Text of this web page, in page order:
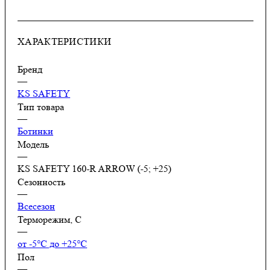
ХАРАКТЕРИСТИКИ
Бренд
—
KS SAFETY
Тип товара
—
Ботинки
Модель
—
KS SAFETY 160-R ARROW (-5; +25)
Сезонность
—
Всесезон
Терморежим, C
—
от -5°С до +25°С
Пол